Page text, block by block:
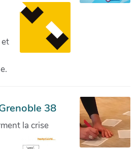
38
la crise